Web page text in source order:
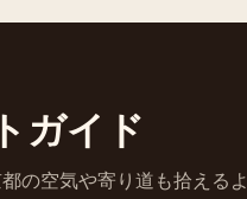
ガイド
の空気や寄り道も拾えるよ